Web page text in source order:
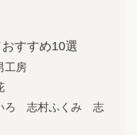
すすめ10選
工房
いろ 志村ふくみ 志